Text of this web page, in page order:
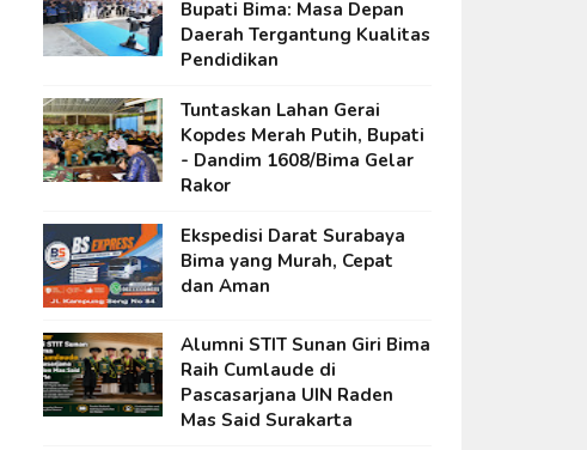
Bupati Bima: Masa Depan
Daerah Tergantung Kualitas
Pendidikan
Tuntaskan Lahan Gerai
Kopdes Merah Putih, Bupati
- Dandim 1608/Bima Gelar
Rakor
Ekspedisi Darat Surabaya
Bima yang Murah, Cepat
dan Aman
Alumni STIT Sunan Giri Bima
Raih Cumlaude di
Pascasarjana UIN Raden
Mas Said Surakarta